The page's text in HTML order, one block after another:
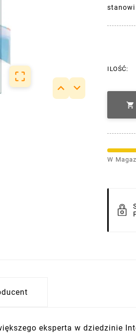

 
stanowi
ILOŚĆ:

W
eksperta w dziedzinie